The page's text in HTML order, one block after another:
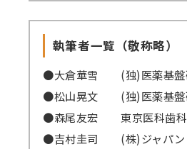
執筆者一覧（敬称略）
●大倉華雪 (独)医薬基盤
●松山晃文 (独)医薬基盤
●森尾友宏 東京医科歯科
●吉村圭司 (株)ジャパン